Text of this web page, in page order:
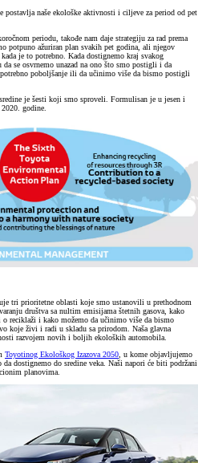
postavlja naše ekološke aktivnosti i ciljeve za period od pet
periodu, takođe nam daje strategiju za rad prema
potpuno ažuriran plan svakih pet godina, ali njegov
je to potrebno. Kada dostignemo kraj svakog
se osvrnemo unazad na ono što smo postigli i da
poboljšanje ili da učinimo više da bismo postigli
je šesti koji smo sproveli. Formulisan je u jesen i
godine.
tri prioritetne oblasti koje smo ustanovili u prethodnom
društva sa nultim emisijama štetnih gasova, kako
reciklaži i kako možemo da učinimo više da bismo
koje živi i radi u skladu sa prirodom. Naša glavna
razvojem novih i boljih ekoloških automobila.
Toyotinog Ekološkog Izazova 2050, u kome objavljujemo
da dostignemo do sredine veka. Naši napori će biti podržani
planovima.